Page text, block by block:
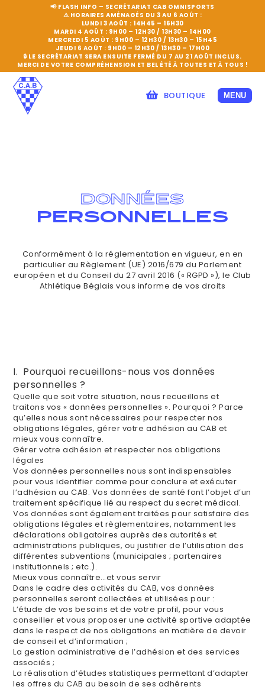
📢 FLASH INFO – SECRÉTARIAT CAB OMNISPORTS
⚠️ HORAIRES AMÉNAGÉS DU 3 AU 6 AOÛT :
LUNDI 3 AOÛT : 14H45 – 16H30
MARDI 4 AOÛT : 9H00 – 12H30 / 13H30 – 14H00
MERCREDI 5 AOÛT : 9H00 – 12H30 / 13H30 – 15H45
JEUDI 6 AOÛT : 9H00 – 12H30 / 13H30 – 17H00
🔒 LE SECRÉTARIAT SERA ENSUITE FERMÉ DU 7 AU 21 AOÛT INCLUS.
MERCI DE VOTRE COMPRÉHENSION ET BEL ÉTÉ À TOUTES ET À TOUS !
BOUTIQUE MENU
DONNÉES
PERSONNELLES
Conformément à la réglementation en vigueur, en en
particulier au Règlement (UE) 2016/679 du Parlement
européen et du Conseil du 27 avril 2016 (« RGPD »), le Club
Athlétique Béglais vous informe de vos droits
I. Pourquoi recueillons-nous vos données
personnelles ?
Quelle que soit votre situation, nous recueillons et
traitons vos « données personnelles ». Pourquoi ? Parce
qu’elles nous sont nécessaires pour respecter nos
obligations légales, gérer votre adhésion au CAB et
mieux vous connaître.
Gérer votre adhésion et respecter nos obligations
légales
Vos données personnelles nous sont indispensables
pour vous identifier comme pour conclure et exécuter
l’adhésion au CAB. Vos données de santé font l’objet d’un
traitement spécifique lié au respect du secret médical.
Vos données sont également traitées pour satisfaire des
obligations légales et règlementaires, notamment les
déclarations obligatoires auprès des autorités et
administrations publiques, ou justifier de l’utilisation des
différentes subventions (municipales ; partenaires
institutionnels ; etc.).
Mieux vous connaître…et vous servir
Dans le cadre des activités du CAB, vos données
personnelles seront collectées et utilisées pour :
L’étude de vos besoins et de votre profil, pour vous
conseiller et vous proposer une activité sportive adaptée
dans le respect de nos obligations en matière de devoir
de conseil et d’information ;
La gestion administrative de l’adhésion et des services
associés ;
La réalisation d’études statistiques permettant d’adapter
les offres du CAB au besoin de ses adhérents